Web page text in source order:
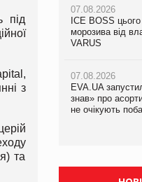
під
з
та
07.08.2026
ICE BOSS
морозива від
VARUS
07.08.2026
EVA.UA
знав» про
не очікують
07.08.2026
Франція
07.08.2026
Франція